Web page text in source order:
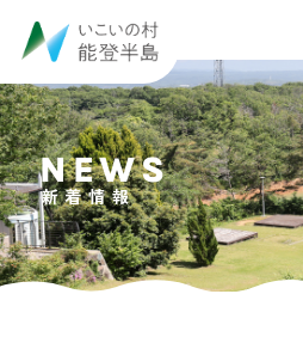
NEWS
新着情報